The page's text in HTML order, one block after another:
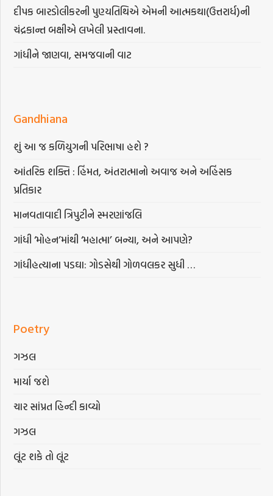
દીપક બારડોલીકરની પુણ્યતિથિએ એમની આત્મકથા(ઉત્તરાર્ધ)ની
ચંદ્રકાન્ત બક્ષીએ લખેલી પ્રસ્તાવના.
ગાંધીને જાણવા, સમજવાની વાટ
Gandhiana
શું આ જ કળિયુગની પરિભાષા હશે ?
આંતરિક શક્તિ : હિંમત, અંતરાત્માનો અવાજ અને અહિંસક
પ્રતિકાર
માનવતાવાદી ત્રિપુટીને સ્મરણાંજલિ
ગાંધી ‘મોહન’માંથી ‘મહાત્મા’ બન્યા, અને આપણે?
ગાંધીહત્યાના પડઘા: ગોડસેથી ગોળવલકર સુધી …
Poetry
ગઝલ
માર્યા જશે
ચાર સાંપ્રત હિન્દી કાવ્યો
ગઝલ
લૂંટ શકે તો લૂંટ